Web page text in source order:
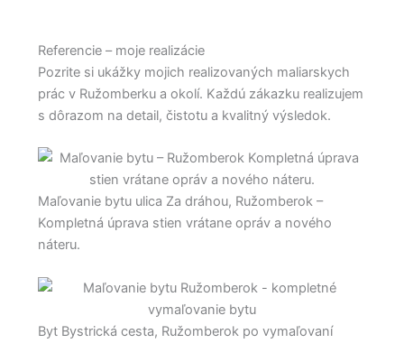
Referencie – moje realizácie
Pozrite si ukážky mojich realizovaných maliarskych
prác v Ružomberku a okolí. Každú zákazku realizujem
s dôrazom na detail, čistotu a kvalitný výsledok.
Maľovanie bytu ulica Za dráhou, Ružomberok –
Kompletná úprava stien vrátane opráv a nového
náteru.
Byt Bystrická cesta, Ružomberok po vymaľovaní